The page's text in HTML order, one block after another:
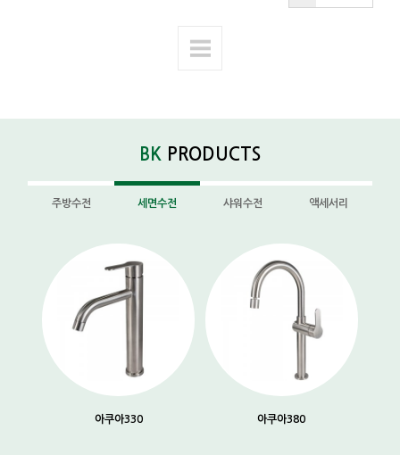
BK PRODUCTS
주방수전 세면수전 샤워수전 액세서리
아쿠아330 아쿠아380